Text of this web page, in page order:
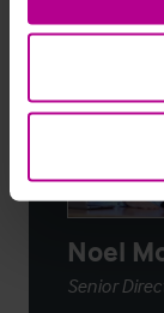
Noel
Senior